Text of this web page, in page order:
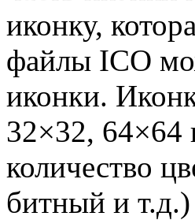
иконку,
файлы ICO
иконки.
32×32, 64×64
количество
битный и т.д.)